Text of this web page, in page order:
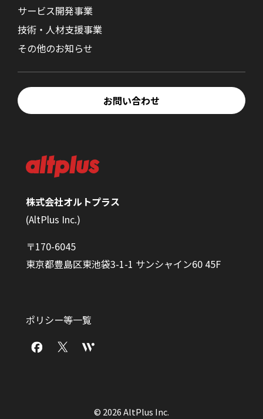
株式会社オルトプラス
(AltPlus Inc.)
〒170-6045
東京都豊島区東池袋3-1-1 サンシャイン60 45F
ポリシー等一覧
サービス開発事業
技術・人材支援事業
その他のお知らせ
お問い合わせ
© 2026 AltPlus Inc.